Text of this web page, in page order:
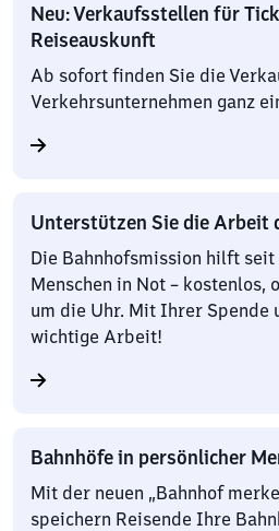
Neu: Verkaufsstellen für
Reiseauskunft
Ab sofort finden Sie die
Verkehrsunternehmen ganz
Unterstützen Sie die Arbeit
Die Bahnhofsmission hilft
Menschen in Not – kostenlos,
um die Uhr. Mit Ihrer Spende
wichtige Arbeit!
Bahnhöfe in persönlicher
Mit der neuen „Bahnhof
speichern Reisende Ihre